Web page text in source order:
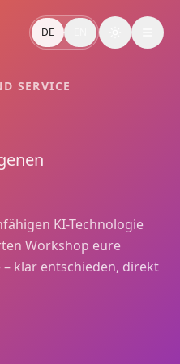
ihr eure
Voice in One Session
DE Toggle
SERVICE
KI-Technologie
Workshop eure
klar entschieden, direkt